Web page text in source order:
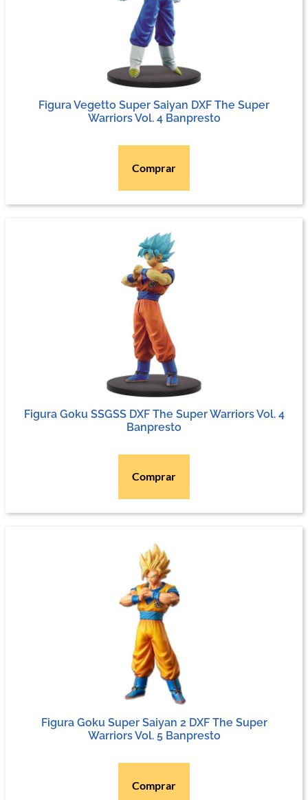
Figura Vegetto Super Saiyan DXF The Super
Warriors Vol. 4 Banpresto
Comprar
Figura Goku SSGSS DXF The Super Warriors Vol. 4
Banpresto
Comprar
Figura Goku Super Saiyan 2 DXF The Super
Warriors Vol. 5 Banpresto
Comprar